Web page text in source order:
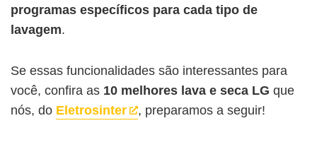
programas específicos para cada tipo de
lavagem.
Se essas funcionalidades são interessantes para
você, confira as 10 melhores lava e seca LG que
nós, do Eletrosinter , preparamos a seguir!